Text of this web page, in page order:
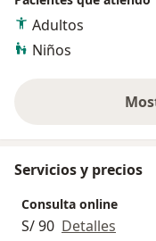
MEDICAL
2012).
Adultos
Niños
Servicios y precios
Consulta online
S/ 90 Detalles